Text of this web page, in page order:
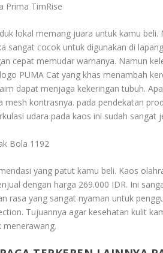
Prima TimRise
lokal memang juara untuk kamu
sangat cocok untuk digunakan di
cepat memudar warnanya. Namun
PUMA Cat yang khas menambah
dapat menjaga kekeringan tubuh.
mesh kontrasnya. pada pendekatan
udara pada kaos ini sudah sangat
Bola 1192
yang patut kamu beli. Kaos
dengan harga 269.000 IDR. Ini
rasa yang sangat nyaman untuk
Tujuannya agar kesehatan kulit
menerawang.